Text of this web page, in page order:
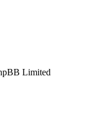
Limited